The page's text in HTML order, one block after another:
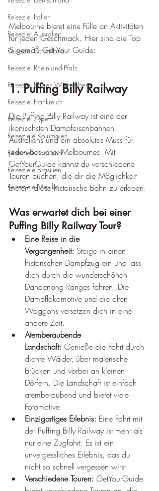
Reiseziel Italien
Reiseziel Australien
Reiseziel Schottland
Reiseziel Rheinland-Pfalz
Reiseziel Baden-Württemberg
Reiseziel Frankreich
Reiseziel Zypern
Reiseziele Kolumbien
Reiseziele Thailand
Reiseziele Brasilien
Reiseziele Mexiko
Melbourne bietet eine Fülle an Aktivitäten
für jeden Geschmack. Hier sind die Top
5 gemäß Get Your Guide:
1. Puffing Billy Railway
Die Puffing Billy Railway ist eine der
ikonischsten Dampfeisenbahnen
Australiens und ein absolutes Muss für
jeden Besucher Melbournes. Mit
GetYourGuide kannst du verschiedene
Touren buchen, die dir die Möglichkeit
bieten, diese historische Bahn zu erleben.
Was erwartet dich bei einer
Puffing Billy Railway Tour?
Eine Reise in die
Vergangenheit: Steige in einen
historischen Dampfzug ein und lass
dich durch die wunderschönen
Dandenong Ranges fahren. Die
Dampflokomotive und die alten
Waggons versetzen dich in eine
andere Zeit.
Atemberaubende
Landschaft: Genieße die Fahrt durch
dichte Wälder, über malerische
Brücken und vorbei an kleinen
Dörfern. Die Landschaft ist einfach
atemberaubend und bietet viele
Fotomotive.
Einzigartiges Erlebnis: Eine Fahrt mit
der Puffing Billy Railway ist mehr als
nur eine Zugfahrt. Es ist ein
unvergessliches Erlebnis, das du
nicht so schnell vergessen wirst.
Verschiedene Touren: GetYourGuide